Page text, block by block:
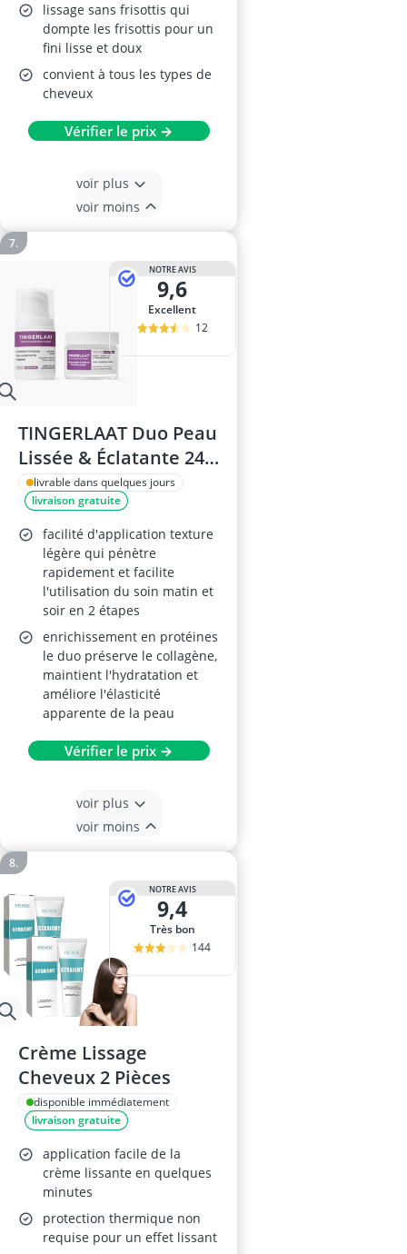
lissage sans frisottis qui
dompte les frisottis pour un
fini lisse et doux
convient à tous les types de
cheveux
Vérifier le prix →
voir plus
voir moins
NOTRE AVIS
9,6
Excellent
12
TINGERLAAT Duo Peau
Lissée & Éclatante 24H
– Crème Hydratation
Intense 50g + Baume
Régénérant Lissant
40g
livrable dans quelques jours
livraison gratuite
facilité d'application texture
légère qui pénètre
rapidement et facilite
l'utilisation du soin matin et
soir en 2 étapes
enrichissement en protéines
le duo préserve le collagène,
maintient l'hydratation et
améliore l'élasticité
apparente de la peau
Vérifier le prix →
voir plus
voir moins
NOTRE AVIS
9,4
Très bon
144
Crème Lissage
Cheveux 2 Pièces
disponible immédiatement
livraison gratuite
application facile de la
crème lissante en quelques
minutes
protection thermique non
requise pour un effet lissant